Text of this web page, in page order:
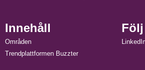
Innehåll
Områden
Trendplattformen Buzzter